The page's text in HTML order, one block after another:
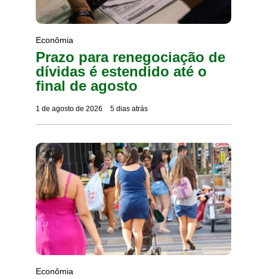
Econômia
Prazo para renegociação de
dívidas é estendido até o
final de agosto
1 de agosto de 2026 5 dias atrás
Econômia